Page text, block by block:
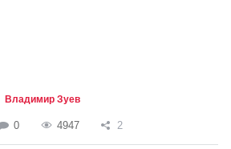
Владимир Зуев
0 4947 2